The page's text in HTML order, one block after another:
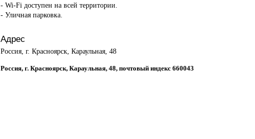
- Wi-Fi доступен на всей территории.
- Уличная парковка.
Адрес
Россия, г. Красноярск, Караульная, 48
Россия, г. Красноярск, Караульная, 48, почтовый индекс 660043